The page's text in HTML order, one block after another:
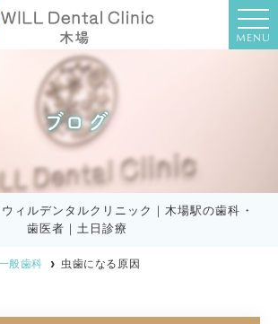
MENU
ブログ
ィルデンタルクリニック｜木場駅の歯科・
歯医者｜土日診療
般歯科 虫歯になる原因